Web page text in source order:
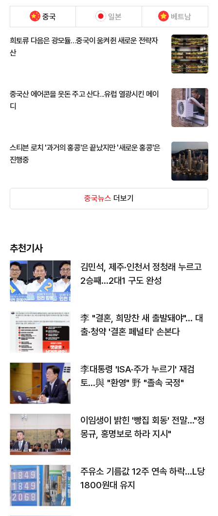
중국 일본 베트남
희토류 다음은 광모듈…중국이 움켜쥔 새로운 전략자
산
중국산 에어콘을 웃돈 주고 산다...유럽 열광시킨 메이
디
스티븐 로치 '과거의 홍콩'은 끝났지만 '새로운 홍콩'은
진행중
중국뉴스 더보기
추천기사
김민석, 제주·인천서 정청래 누르고
2승째…2대1 구도 완성
李 "결혼, 희망찬 새 출발돼야"… 대
출·청약 '결혼 페널티' 손본다
李대통령 'ISA·주가 누르기' 재검
토…與 "환영" 野 "졸속 국정"
이임생이 밝힌 '빵집 회동' 전말…"정
몽규, 홍명보로 하라 지시"
주유소 기름값 12주 연속 하락…L당
1800원대 유지